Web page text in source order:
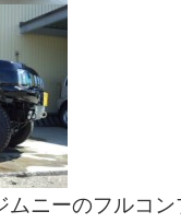
ニーのフルコ